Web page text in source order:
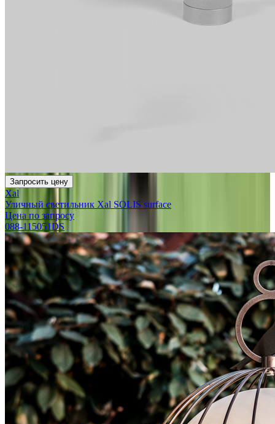
Запросить цену
Xal
Уличный светильник Xal SOLIS surface
Цена по запросу
088-115051DS